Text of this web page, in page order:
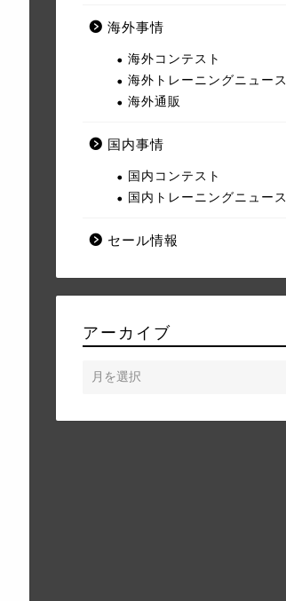
海外事情
海外コンテスト
海外トレーニングニュース
海外通販
国内事情
国内コンテスト
国内トレーニングニュース
セール情報
アーカイブ